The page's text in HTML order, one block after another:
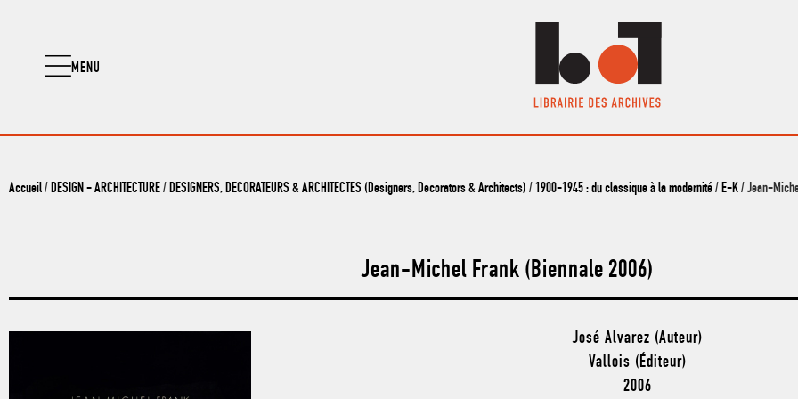
MENU
Accueil/ DESIGN - ARCHITECTURE/ DESIGNERS, DECORATEURS & ARCHITECTES (Designers, Decorators & Architects) / 1900-1945 : du classique à la modernité/ E-K/ Jean-
Jean-Michel Frank (Biennale 2006)
José Alvarez (Auteur)
Vallois (Éditeur)
2006